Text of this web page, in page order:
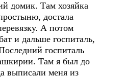
домик. Там хозяйка
достала
А потом
и дальше госпиталь,
госпиталь
Там я был до
выписали меня из